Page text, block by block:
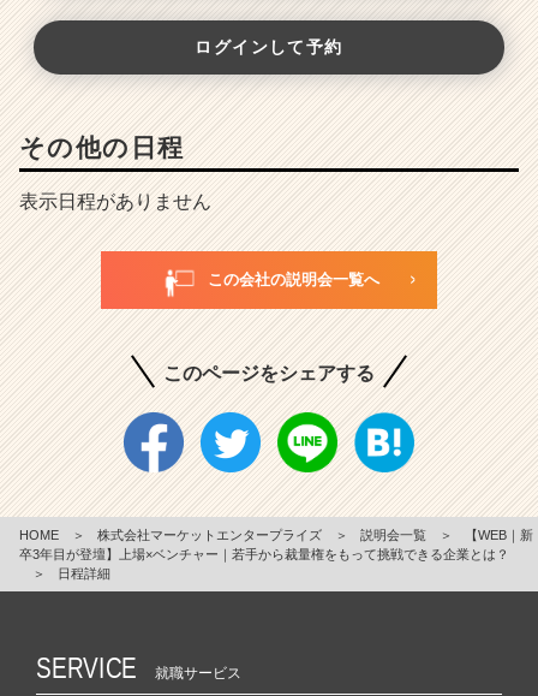
ログインして予約
その他の日程
表示日程がありません
この会社の説明会一覧へ
このページをシェアする
HOME ＞ 株式会社マーケットエンタープライズ ＞ 説明会一覧 ＞
【WEB｜新
卒3年目が登壇】上場×ベンチャー｜若手から裁量権をもって挑戦できる企業とは？
＞
日程詳細
SERVICE 就職サービス